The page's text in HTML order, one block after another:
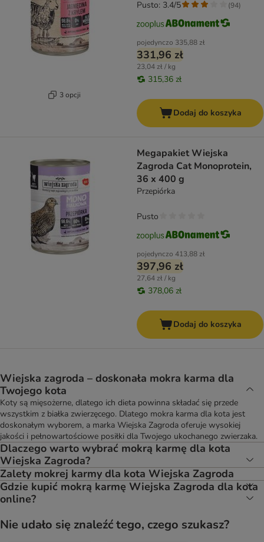
3 opcji
pojedynczo 335,88 zł
331,96 zł
23,04 zł / kg
315,36 zł
Pusto: 3.4/5 (94)
Dodaj do koszyka
Megapakiet Wiejska
Zagroda Cat Monoprotein,
36 x 400 g
Przepiórka
pojedynczo 413,88 zł
397,96 zł
27,64 zł / kg
378,06 zł
Pusto
Dodaj do koszyka
Wiejska zagroda – doskonała mokra karma dla
Twojego kota
Koty są mięsożerne, dlatego ich dieta powinna składać się przede
wszystkim z białka zwierzęcego. Dlatego mokra karma dla kota jest
doskonałym wyborem, a marka Wiejska Zagroda oferuje wysokiej
jakości i pełnowartościowe posiłki dla Twojego ukochanego zwierzaka.
Dlaczego warto wybrać mokrą karmę dla kota
Wiejska Zagroda?
Zalety mokrej karmy dla kota Wiejska Zagroda
Gdzie kupić mokrą karmę Wiejska Zagroda dla kota
online?
Nie udało się znaleźć tego, czego szukasz?